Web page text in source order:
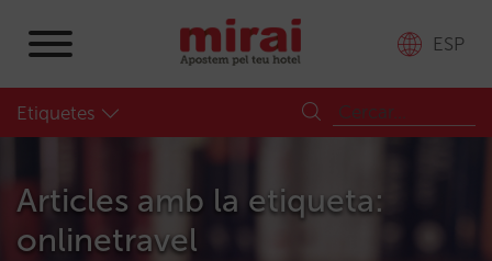
ESP
Etiquetes
Articles amb la etiqueta:
onlinetravel